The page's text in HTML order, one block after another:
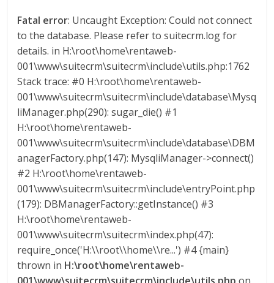
a
r
a
e
n
C
o
Fatal error: Uncaught Exception: Could not connect
to the database. Please refer to suitecrm.log for
details. in H:\root\home\rentaweb-
001\www\suitecrm\suitecrm\include\utils.php:1762
Stack trace: #0 H:\root\home\rentaweb-
001\www\suitecrm\suitecrm\include\database\Mysq
liManager.php(290): sugar_die() #1
H:\root\home\rentaweb-
001\www\suitecrm\suitecrm\include\database\DBM
anagerFactory.php(147): MysqliManager->connect()
#2 H:\root\home\rentaweb-
001\www\suitecrm\suitecrm\include\entryPoint.php
(179): DBManagerFactory::getInstance() #3
H:\root\home\rentaweb-
001\www\suitecrm\suitecrm\index.php(47):
require_once('H:\\root\\home\\re...') #4 {main}
thrown in H:\root\home\rentaweb-